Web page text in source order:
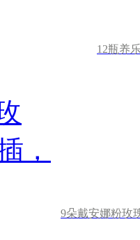
12瓶养
9朵戴安娜粉玫